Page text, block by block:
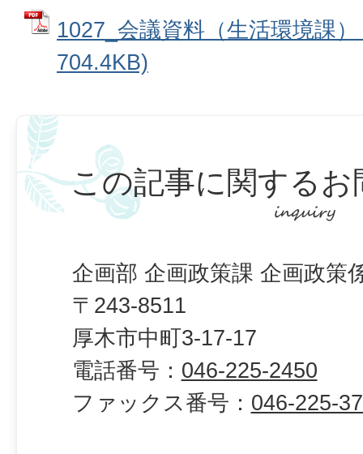
1027_会議資料（生活環境課
704.4KB)
この記事に関するお
企画部 企画政策課 企画政策
〒243-8511
厚木市中町3-17-17
電話番号： 046-225-2450
ファックス番号： 046-225-